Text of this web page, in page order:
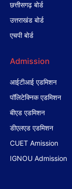
छत्तीसगढ़ बोर्ड
उत्तराखंड बोर्ड
एचपी बोर्ड
Admission
आईटीआई एडमिशन
पॉलिटेक्निक एडमिशन
बीएड एडमिशन
डीएलएड एडमिशन
CUET Amission
IGNOU Admission